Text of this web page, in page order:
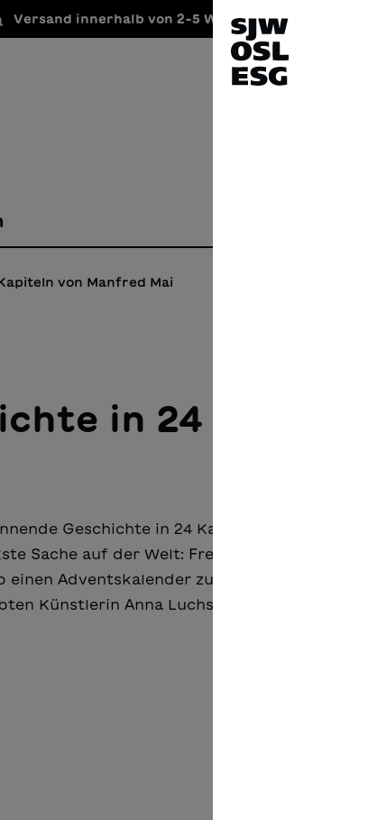
Versand innerhalb von 2-5 Werktagen
von Manfred Mai
in 24 Kapiteln
Geschichte in 24 Kapiteln über magische
Sache auf der Welt: Freundschaft. Der
Adventskalender zum Vorlesen; die
Künstlerin Anna Luchs aus Zürich.